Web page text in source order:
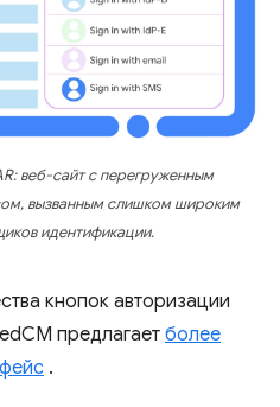
веб-сайт с перегруженным
вызванным слишком широким
идентификации.
кнопок авторизации
предлагает более
.